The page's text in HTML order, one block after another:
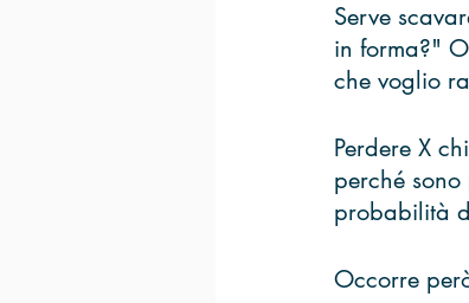
Serve
in forma?"
che voglio
Perdere X
perché
probabilità
Occorre